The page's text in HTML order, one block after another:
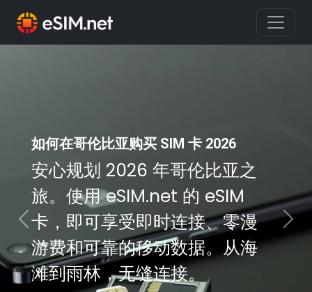
如何在哥伦比亚购买 SIM 卡 2026
安心规划 2026 年哥伦比亚之
旅。使用 eSIM.net 的 eSIM
卡，即可享受即时连接、零漫
游费和可靠的移动数据。从海
滩到雨林，无缝连接。
Previous Next